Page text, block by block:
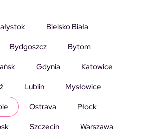
Bielsko Biała
Bydgoszcz
Bytom
Gdynia
Katowice
Lublin
Mysłowice
Ostrava
Płock
Szczecin
Warszawa